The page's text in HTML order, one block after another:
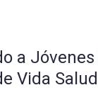
a
Vida